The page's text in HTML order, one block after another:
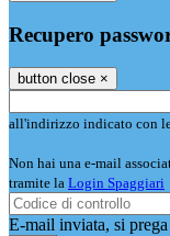
Recupero
button close ×
all'indirizzo indicato con
Non hai una e-mail
tramite la Login Spaggiari
E-mail inviata, si